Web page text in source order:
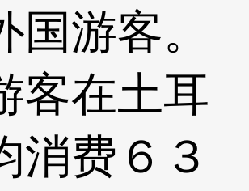
国游客。
客在土耳
消费６３